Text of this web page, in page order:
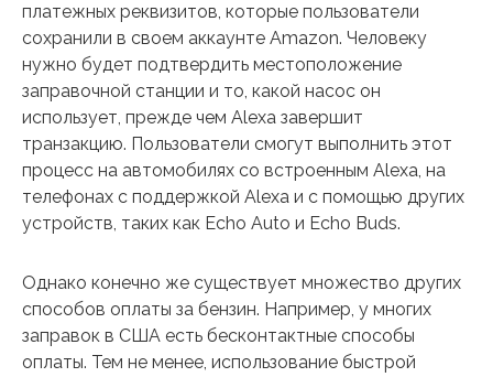
платежных реквизитов, которые пользователи
сохранили в своем аккаунте Amazon. Человеку
нужно будет подтвердить местоположение
заправочной станции и то, какой насос он
использует, прежде чем Alexa завершит
транзакцию. Пользователи смогут выполнить этот
процесс на автомобилях со встроенным Alexa, на
телефонах с поддержкой Alexa и с помощью других
устройств, таких как Echo Auto и Echo Buds.
Однако конечно же существует множество других
способов оплаты за бензин. Например, у многих
заправок в США есть бесконтактные способы
оплаты. Тем не менее, использование быстрой